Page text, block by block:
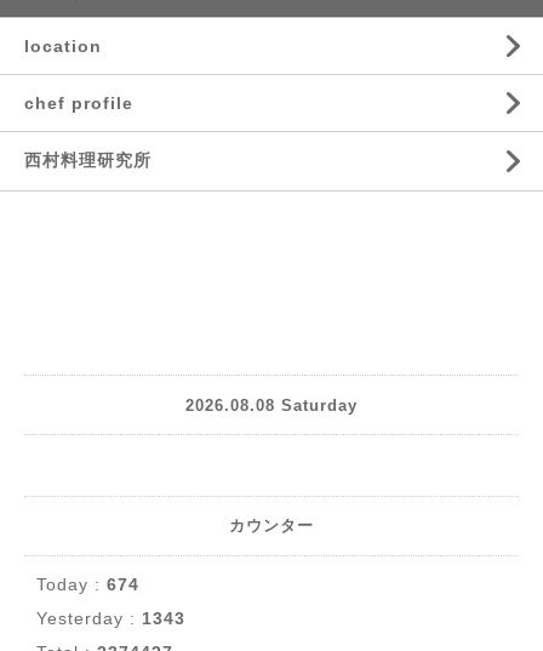
location
chef profile
西村料理研究所
2026.08.08 Saturday
カウンター
Today : 674
Yesterday : 1343